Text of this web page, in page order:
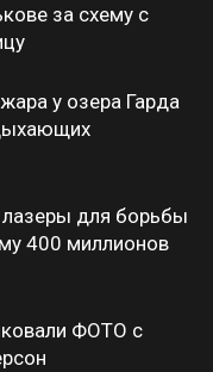
за схему с
у озера Гарда
лазеры для борьбы
400 миллионов
ФОТО с